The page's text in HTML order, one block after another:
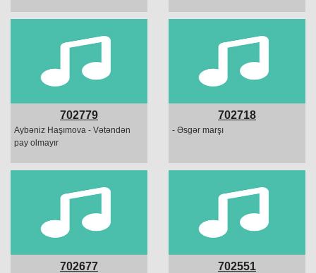
702779
Aybəniz Haşımova - Vətəndən
pay olmayır
702718
- Əsgər marşı
702677 702551